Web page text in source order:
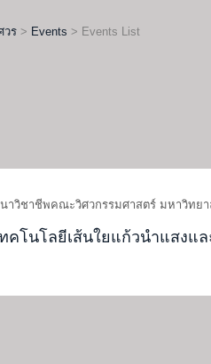
วร > Events > Events List
าวิชาชีพคณะวิศวกรรมศาสตร์ มหาวิทยา
คโนโลยีเส้นใยแก้วนำแสงแ